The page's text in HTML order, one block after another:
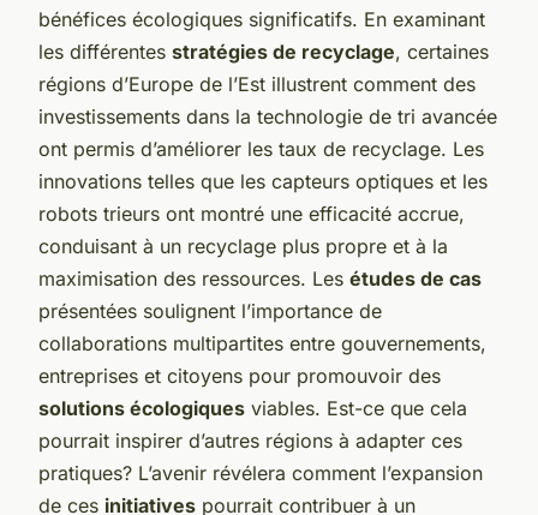
bénéfices écologiques significatifs. En examinant
les différentes stratégies de recyclage, certaines
régions d’Europe de l’Est illustrent comment des
investissements dans la technologie de tri avancée
ont permis d’améliorer les taux de recyclage. Les
innovations telles que les capteurs optiques et les
robots trieurs ont montré une efficacité accrue,
conduisant à un recyclage plus propre et à la
maximisation des ressources. Les études de cas
présentées soulignent l’importance de
collaborations multipartites entre gouvernements,
entreprises et citoyens pour promouvoir des
solutions écologiques viables. Est-ce que cela
pourrait inspirer d’autres régions à adapter ces
pratiques? L’avenir révélera comment l’expansion
de ces initiatives pourrait contribuer à un